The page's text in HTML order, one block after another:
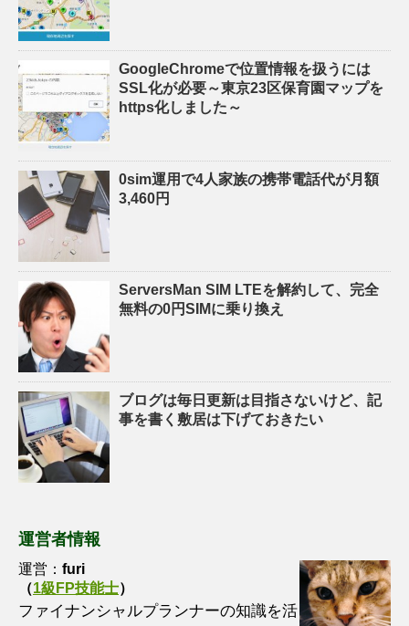
GoogleChromeで位置情報を扱うには
SSL化が必要～東京23区保育園マップを
https化しました～
0sim運用で4人家族の携帯電話代が月額
3,460円
ServersMan SIM LTEを解約して、完全
無料の0円SIMに乗り換え
ブログは毎日更新は目指さないけど、記
事を書く敷居は下げておきたい
運営者情報
運営： furi
（1級FP技能士）
ファイナンシャルプランナーの知識を活